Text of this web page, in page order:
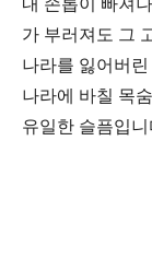
내 손톱이 빠져
가 부러져도 그
나라를 잃어버
나라에 바칠 목
유일한 슬픔입니